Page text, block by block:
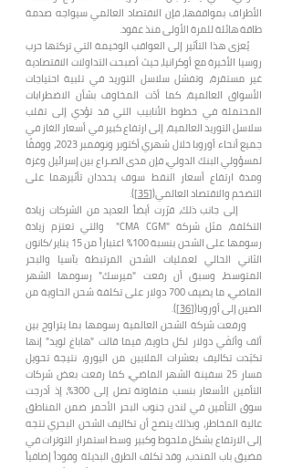
الأطراف بمواقفها، فإن الاقتصاد العالمي سيواجه صدمة
طاقة هائلة للمرة الأولى منذ عقود.
يُعزى هذا التأثير إلى العواقب الوخيمة التي تركتها حرب
روسيا الأخيرة مع أوكرانيا، حيث أصبحت التداولات الاقتصادية
غير مستقرة، وتفشل سلاسل التوريد في تلبية احتياجات
الأسواق العالمية، كما أدّت المخاوف بشأن الاضطرابات
المحتملة في خطوط الأنابيب التي قد تؤدي إلى تقلب
سلاسل التوريد العالمية، إلى ارتفاع كبير في أسعار الغاز في
جميع أنحاء أوروبا خلال شهري أكتوبر ونوفمبر 2023، ووفقًا
لمسؤولي البنك الدولي، فإن مدى الصـراع بين إسرائيل وغزة
ومدة ارتفاع أسعار النفط سوف يحددان تأثيرهما على
التضخم والاقتصاد العالمي([35]
).
إلى جانب ذلك، قرّرت أيضاً العديد من الشركات زيادة
التكلفة، مثل شركة "CMA CGM" والتي تعتزم زيادة
رسومها على الشحن بنسبة 100% اعتباراً من 15 يناير/كانون
الثاني الحالي لعمليات الشحن المرتبطة بآسيا والبحر
المتوسط، وسبق أن رفعت "ميرسك" رسومها الشهر
الماضي، ما يضيف 700 دولار على تكلفة شحن الحاوية من
الصين إلى أوروبا([36]
).
ورفعت شركة الشحن العالمية رسومها بما يتراوح بين
ألف وألفَي دولار لكل حاوية، فيما قالت "هاباغ لويد" إنها
تكبّدت تكاليف بعشرات الملايين من اليورو، نتيجة تحويل
مسار 25 سفينة الشهر الماضي، كما رفعت بعض شركات
التأمين الأسعار بنسب متفاوتة تصل إلى 300%، إذ أدرجت
سوق التأمين في لندن جنوب البحر الأحمر ضمن المناطق
عالية المخاطر، وبذلك يتضح أن تكاليف الشحن البحري تتجه
إلى الارتفاع بشكل ملحوظ وكبير وسط استمرار التوترات في
مضيق باب المندب، وقد تكلف الطرق البديلة وقوداً إضافياً